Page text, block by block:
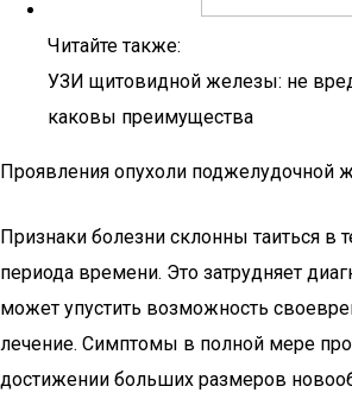
Читайте также:
УЗИ щитовидной железы: не
каковы преимущества
Проявления опухоли поджелудочной
Признаки болезни склонны таиться в
периода времени. Это затрудняет
может упустить возможность
лечение. Симптомы в полной мере
достижении больших размеров